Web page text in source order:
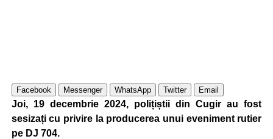
Facebook Messenger WhatsApp Twitter Email
Joi, 19 decembrie 2024, polițiștii din Cugir au fost
sesizați cu privire la producerea unui eveniment rutier
pe DJ 704.